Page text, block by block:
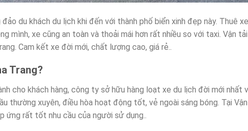
du khách du lịch khi đến với thành phố biển xinh đẹp này. Thuê
mình, xe cũng an toàn và thoải mái hơn rất nhiều so với taxi. Vận
Cam kết xe đời mới, chất lượng cao, giá rẻ..
Trang?
cho khách hàng, công ty sở hữu hàng loạt xe du lịch đời mới nhất
thường xuyên, điều hòa hoạt động tốt, vẻ ngoài sáng bóng. Tại
ứng rất tốt nhu cầu của người sử dụng..